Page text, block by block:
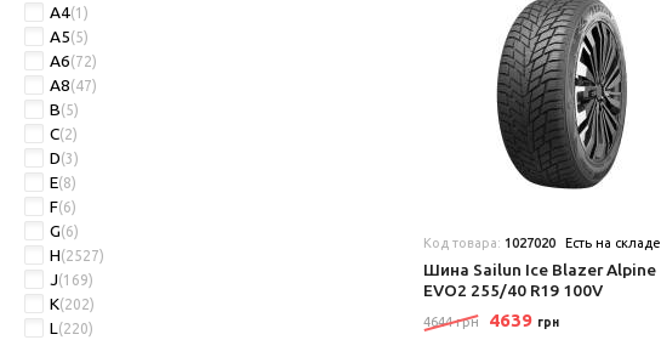
A4(1)
A5(5)
A6(72)
A8(47)
B(5)
C(2)
D(3)
E(8)
F(6)
G(6)
H(2527)
J(169)
K(202)
L(220)
Код товара: 1027020 Есть на складе
Шина Sailun Ice Blazer Alpine
EVO2 255/40 R19 100V
4644 грн 4639 грн